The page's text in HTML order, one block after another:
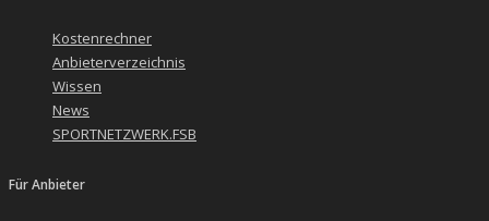
Kostenrechner
Anbieterverzeichnis
Wissen
News
SPORTNETZWERK.FSB
Für Anbieter